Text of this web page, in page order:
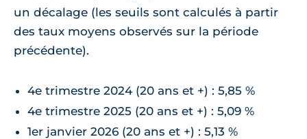
un décalage (les seuils sont calculés à partir
des taux moyens observés sur la période
précédente).
4e trimestre 2024 (20 ans et +) : 5,85 %
4e trimestre 2025 (20 ans et +) : 5,09 %
1er janvier 2026 (20 ans et +) : 5,13 %